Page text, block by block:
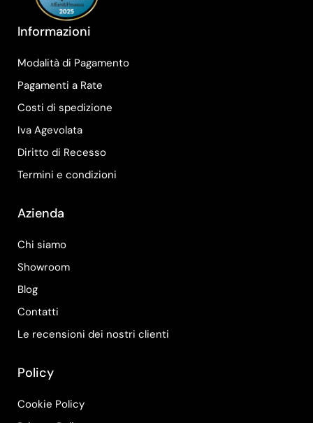
Informazioni
Modalità di Pagamento
Pagamenti a Rate
Costi di spedizione
Iva Agevolata
Diritto di Recesso
Termini e condizioni
Azienda
Chi siamo
Showroom
Blog
Contatti
Le recensioni dei nostri clienti
Policy
Cookie Policy